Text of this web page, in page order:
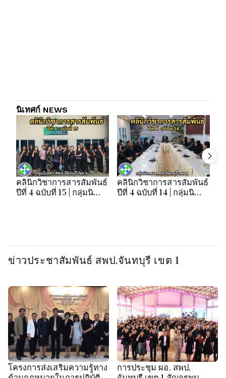
นิเทศก์ NEWS
คลินิกวิชาการสารสัมพันธ์
ปีที่ 4 ฉบับที่ 15 | กลุ่มนิ
คลินิกวิชาการสารสัมพันธ์
ปีที่ 4 ฉบับที่ 14 | กลุ่มนิ
ข่าวประชาสัมพันธ์ สพป.จันทบุรี เขต 1
โครงการส่งเสริมความรู้ทาง
การประชุม ผอ. สพป.